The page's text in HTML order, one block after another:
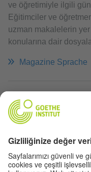
ve öğretimiyle ilgili
Eğitimciler ve
uzman makalelerin
konularına dair
Magazine Sprache
FACEBOOK
Bizi Facebook'ta
Goethe-Institut
Goethe-Institut